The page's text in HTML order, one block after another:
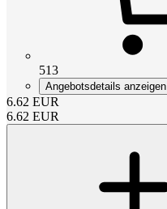
513
Angebotsdetails anzeigen
6.62 EUR
6.62 EUR